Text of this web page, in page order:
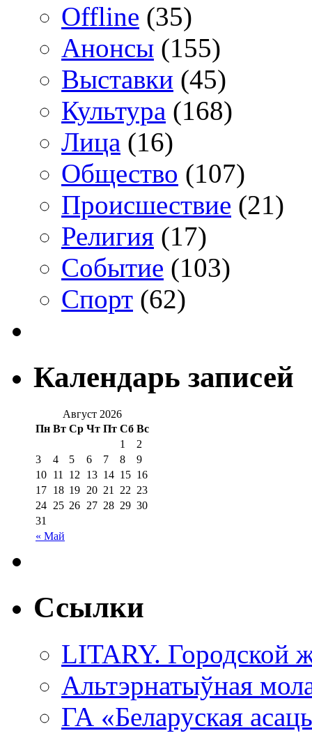
Offline (35)
Анонсы (155)
Выставки (45)
Культура (168)
Лица (16)
Общество (107)
Происшествие (21)
Религия (17)
Событие (103)
Спорт (62)
Календарь записей
Август 2026
Пн Вт Ср Чт Пт Сб Вс
« Май
1
2
3
4 5 6 7 8
9
10 11 12 13 14 15 16
17 18 19 20 21 22 23
24 25 26 27 28 29 30
31
Ссылки
LITARY. Городской
Альтэрнатыўная
ГА «Беларуская